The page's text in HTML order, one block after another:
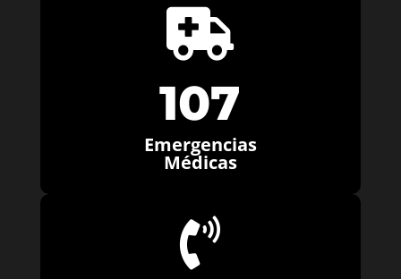

107
Emergencias
Médicas
